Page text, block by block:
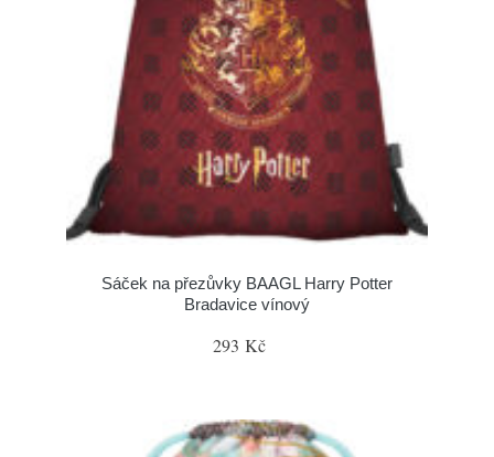
Sáček na přezůvky BAAGL Harry Potter
Bradavice vínový
293 Kč